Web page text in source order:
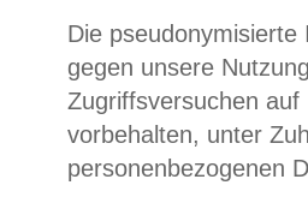
Die
gegen unsere
Zugriffsversuchen
vorbehalten, unter
personenbezogenen